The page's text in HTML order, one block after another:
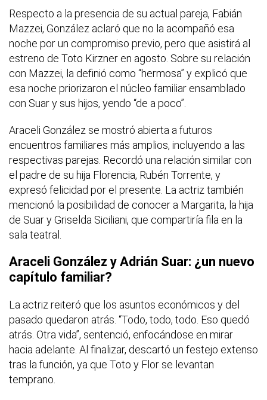
Respecto a la presencia de su actual pareja, Fabián
Mazzei, González aclaró que no la acompañó esa
noche por un compromiso previo, pero que asistirá al
estreno de Toto Kirzner en agosto. Sobre su relación
con Mazzei, la definió como “hermosa” y explicó que
esa noche priorizaron el núcleo familiar ensamblado
con Suar y sus hijos, yendo “de a poco”.
Araceli González se mostró abierta a futuros
encuentros familiares más amplios, incluyendo a las
respectivas parejas. Recordó una relación similar con
el padre de su hija Florencia, Rubén Torrente, y
expresó felicidad por el presente. La actriz también
mencionó la posibilidad de conocer a Margarita, la hija
de Suar y Griselda Siciliani, que compartiría fila en la
sala teatral.
Araceli González y Adrián Suar: ¿un nuevo
capítulo familiar?
La actriz reiteró que los asuntos económicos y del
pasado quedaron atrás. “Todo, todo, todo. Eso quedó
atrás. Otra vida”, sentenció, enfocándose en mirar
hacia adelante. Al finalizar, descartó un festejo extenso
tras la función, ya que Toto y Flor se levantan
temprano.